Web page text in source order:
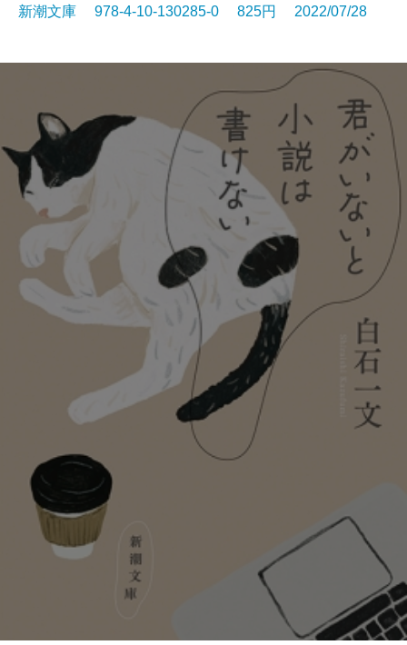
新潮文庫 978-4-10-130285-0 825円 2022/07/28